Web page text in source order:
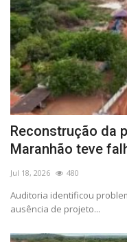
Reconstrução da
Maranhão teve
Jul 18, 2026 480
Auditoria identificou
ausência de projeto...